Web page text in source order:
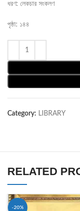
ধরণ: লেকচার সংকলণ
পৃষ্ঠা: ১৪৪
Category: LIBRARY
RELATED
-20%